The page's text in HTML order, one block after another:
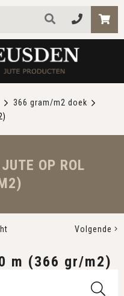
366 gram/m2 doek
OP ROL
Volgende
m (366 gr/m2)